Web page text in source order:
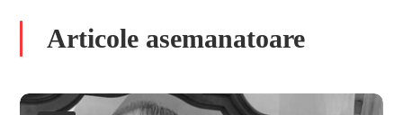
Articole asemanatoare